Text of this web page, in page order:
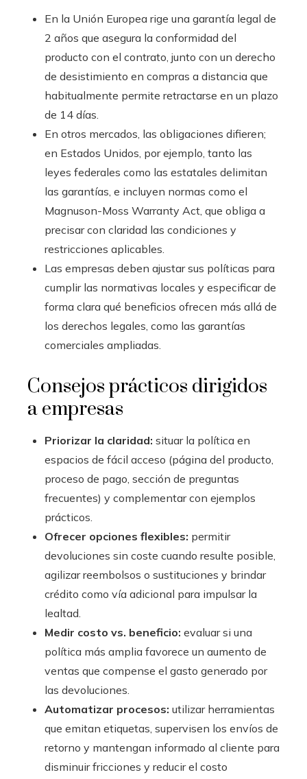
En la Unión Europea rige una garantía legal de
2 años que asegura la conformidad del
producto con el contrato, junto con un derecho
de desistimiento en compras a distancia que
habitualmente permite retractarse en un plazo
de 14 días.
En otros mercados, las obligaciones difieren;
en Estados Unidos, por ejemplo, tanto las
leyes federales como las estatales delimitan
las garantías, e incluyen normas como el
Magnuson-Moss Warranty Act, que obliga a
precisar con claridad las condiciones y
restricciones aplicables.
Las empresas deben ajustar sus políticas para
cumplir las normativas locales y especificar de
forma clara qué beneficios ofrecen más allá de
los derechos legales, como las garantías
comerciales ampliadas.
Consejos prácticos dirigidos
a empresas
Priorizar la claridad: situar la política en
espacios de fácil acceso (página del producto,
proceso de pago, sección de preguntas
frecuentes) y complementar con ejemplos
prácticos.
Ofrecer opciones flexibles: permitir
devoluciones sin coste cuando resulte posible,
agilizar reembolsos o sustituciones y brindar
crédito como vía adicional para impulsar la
lealtad.
Medir costo vs. beneficio: evaluar si una
política más amplia favorece un aumento de
ventas que compense el gasto generado por
las devoluciones.
Automatizar procesos: utilizar herramientas
que emitan etiquetas, supervisen los envíos de
retorno y mantengan informado al cliente para
disminuir fricciones y reducir el costo